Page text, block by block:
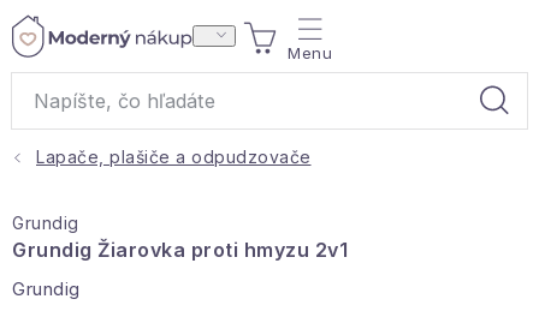
Prejsť
obsah
NÁKUPNÝ
KOŠÍK
Akcie a výpredaj
Darčeky
Bytové vône
Lapače, plašiče a odpudzovače
Grundig
Grundig Žiarovka proti hmyzu 2v1
Grundig